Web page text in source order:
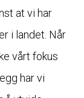
at vi har
i landet. Når
vårt fokus
har vi